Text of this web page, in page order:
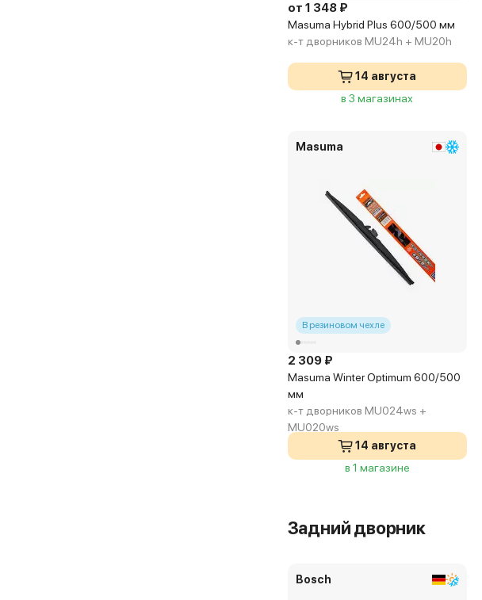
от 1 348 ₽
Masuma Hybrid Plus 600/500 мм
к-т дворников MU24h + MU20h
14 августа
в 3 магазинах
Masuma
В резиновом чехле
2 309 ₽
Masuma Winter Optimum 600/500
мм
к-т дворников MU024ws +
MU020ws
14 августа
в 1 магазине
Задний дворник
Bosch